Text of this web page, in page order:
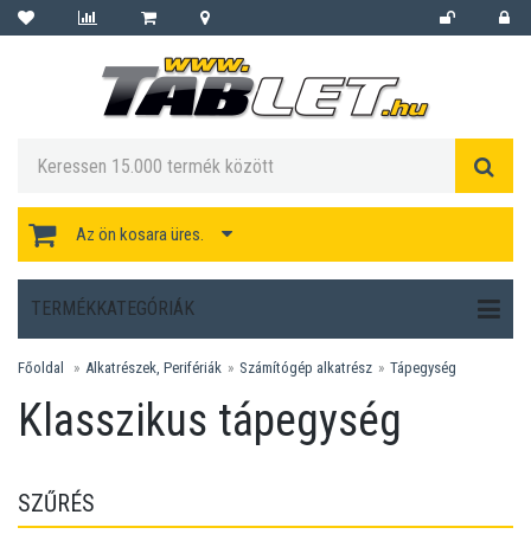
Az ön kosara üres.
TERMÉKKATEGÓRIÁK
Főoldal Alkatrészek, Perifériák Számítógép alkatrész Tápegység
Klasszikus tápegység
SZŰRÉS